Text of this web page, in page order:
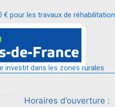
€ pour les travaux de réhabilitation
investit dans les zones rurales
Horaires d’ouverture :